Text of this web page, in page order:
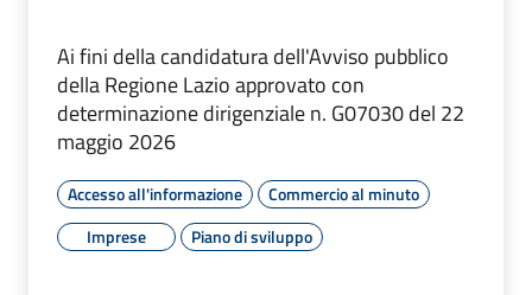
Ai fini della candidatura dell'Avviso pubblico
della Regione Lazio approvato con
determinazione dirigenziale n. G07030 del 22
maggio 2026
Accesso all'informazione
Commercio al minuto
Imprese
Piano di sviluppo